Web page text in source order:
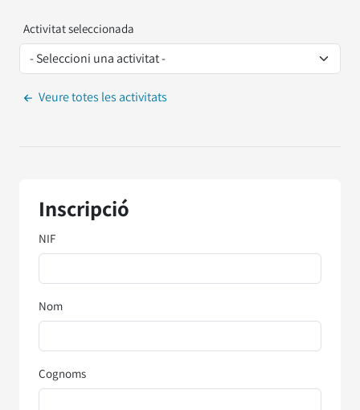
Activitat seleccionada
Veure totes les activitats
Inscripció
NIF
Nom
Cognoms